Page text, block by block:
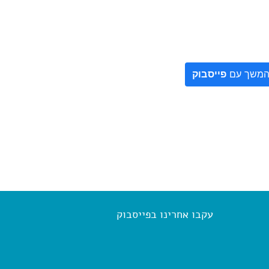
המשך עם פייסבוק
עקבו אחרינו בפייסבוק